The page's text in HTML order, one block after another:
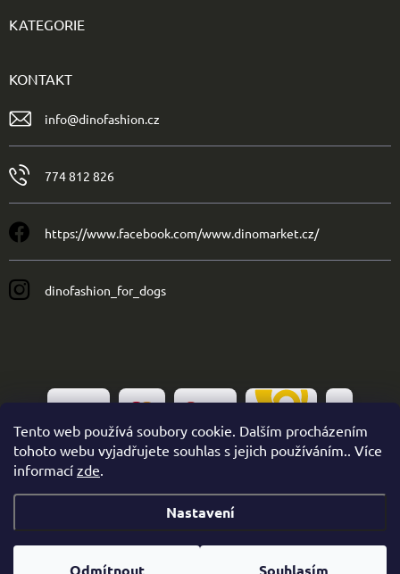
Tento web používá soubory cookie. Dalším procházením
tohoto webu vyjadřujete souhlas s jejich používáním.. Více
informací zde.
Nastavení
Odmítnout Souhlasím
KATEGORIE
KONTAKT
info@dinofashion.cz
774 812 826
https://www.facebook.com/www.dinomarket.cz/
dinofashion_for_dogs
Copyright 2026 . Všechna práva vyhrazena.